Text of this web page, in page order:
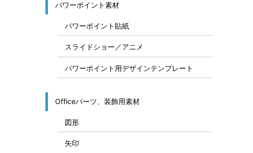
パワーポイント素材
パワーポイント貼紙
スライドショー／アニメ
パワーポイント用デザインテンプレート
Officeパーツ、装飾用素材
図形
矢印